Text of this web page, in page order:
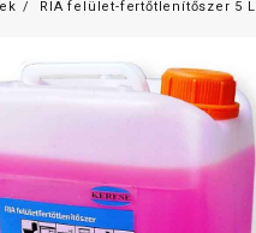
RIA felület-fertőtlenítőszer 5 L